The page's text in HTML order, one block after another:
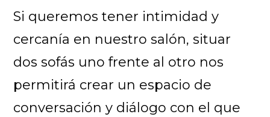
Si queremos tener intimidad y
cercanía en nuestro salón, situar
dos sofás uno frente al otro nos
permitirá crear un espacio de
conversación y diálogo con el que